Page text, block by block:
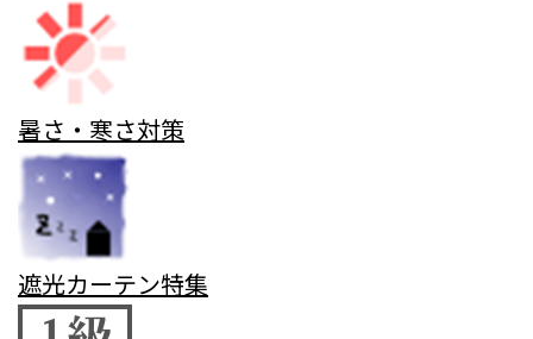
暑さ・寒さ対策
遮光カーテン特集